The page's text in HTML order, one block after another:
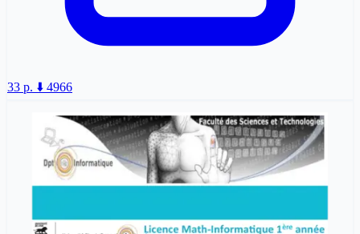
33 p. ⬇️ 4966